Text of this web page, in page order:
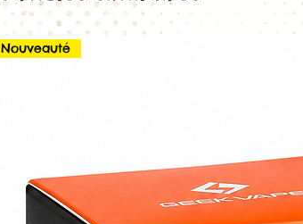
Nouveauté